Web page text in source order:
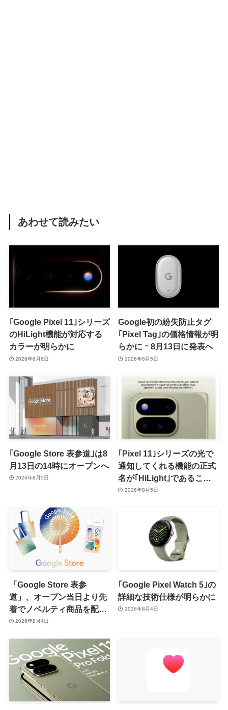
あわせて読みたい
｢Google Pixel 11｣シリーズ
のHiLight機能が対応する
カラーが明らかに
2026年8月6日
Google初の紛失防止タグ
｢Pixel Tag｣の価格情報が明
らかに ｰ 8月13日に発表へ
2026年8月5日
｢Google Store 表参道｣は8
月13日の14時にオープンへ
2026年8月5日
｢Pixel 11｣シリーズの光で
通知してくれる機能の正式
名が｢HiLight｣であること
が確認される
2026年8月5日
「Google Store 表参
道」、オープン当日より先
着でノベルティ商品を配布
へ2026年8月4日
｢Google Pixel Watch 5｣の
詳細な技術仕様が明らかに
2026年8月4日